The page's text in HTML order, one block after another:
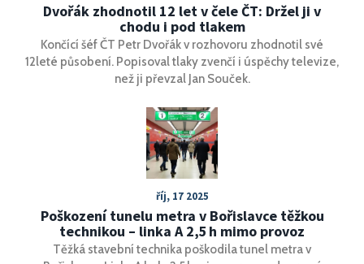
Dvořák zhodnotil 12 let v čele ČT: Držel ji v
chodu i pod tlakem
Končící šéf ČT Petr Dvořák v rozhovoru zhodnotil své
12leté působení. Popisoval tlaky zvenčí i úspěchy televize,
než ji převzal Jan Souček.
říj, 17 2025
Poškození tunelu metra v Bořislavce těžkou
technikou – linka A 2,5 h mimo provoz
Těžká stavební technika poškodila tunel metra v